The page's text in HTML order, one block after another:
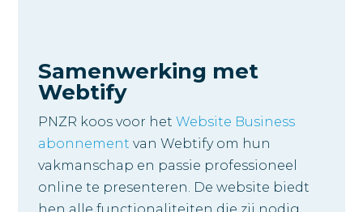
Samenwerking met
Webtify
PNZR koos voor hetWebsite Business
abonnement van Webtify om hun
vakmanschap en passie professioneel
online te presenteren. De website biedt